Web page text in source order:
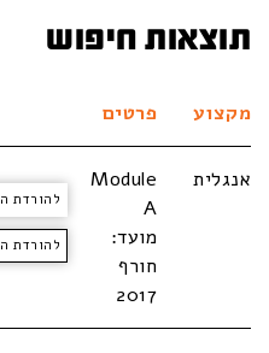
תוצאות חיפוש
מקצוע פרטים
אנגלית
Module
A
מועד:
חורף
2017
להורדת
להורדת